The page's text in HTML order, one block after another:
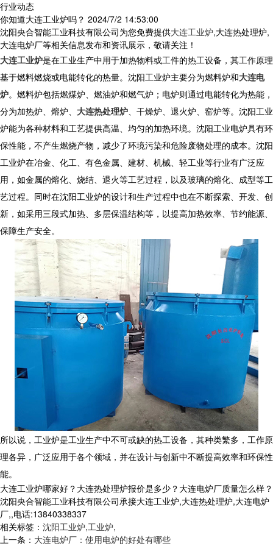
行业动态
你知道大连工业炉吗？ 2024/7/2 14:53:00
沈阳央合智能工业科技有限公司为您免费提供大连工业炉,大连热处理炉,
大连电炉厂等相关信息发布和资讯展示，敬请关注！
大连工业炉是在工业生产中用于加热物料或工件的热工设备，其工作原理
基于燃料燃烧或电能转化的热量。沈阳工业炉主要分为燃料炉和大连电
炉。燃料炉包括燃煤炉、燃油炉和燃气炉；电炉则通过电能转化为热能，
分为加热炉、熔炉、 大连热处理炉、干燥炉、退火炉、窑炉等。沈阳工业
炉能为各种材料和工艺提供高温、均匀的加热环境。沈阳工业电炉具有环
保性能，不产生燃烧产物，减少了环境污染和危险废物处理的成本。沈阳
工业炉在冶金、化工、有色金属、建材、机械、轻工业等行业有广泛应
用，如金属的熔化、烧结、退火等工艺过程，以及玻璃的熔化、成型等工
艺过程。同时在沈阳工业炉的设计和生产过程中也在不断探索、开发、创
新，如采用三段式加热、多层保温结构等，以提高加热效率、节约能源、
保障生产安全。
所以说， 工业炉是工业生产中不可或缺的热工设备，其种类繁多，工作原
理各异，广泛应用于各个领域，并在设计与创新中不断提高效率和环保性
能。
大连工业炉哪家好？大连热处理炉报价是多少？大连电炉厂质量怎么样？
沈阳央合智能工业科技有限公司承接大连工业炉,大连热处理炉,大连电炉
厂,,电话:13840338337
相关标签： 沈阳工业炉,工业炉,
上一条： 大连电炉厂：使用电炉的好处有哪些